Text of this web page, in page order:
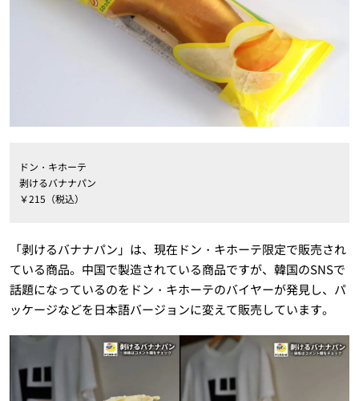
ドン・キホーテ
剥けるバナナパン
￥215（税込）
「剥けるバナナパン」は、現在ドン・キホーテ限定で販売され
ている商品。中国で製造されている商品ですが、韓国のSNSで
話題になっているのをドン・キホーテのバイヤーが発見し、パ
ッケージなどを日本語バージョンに変えて販売しています。